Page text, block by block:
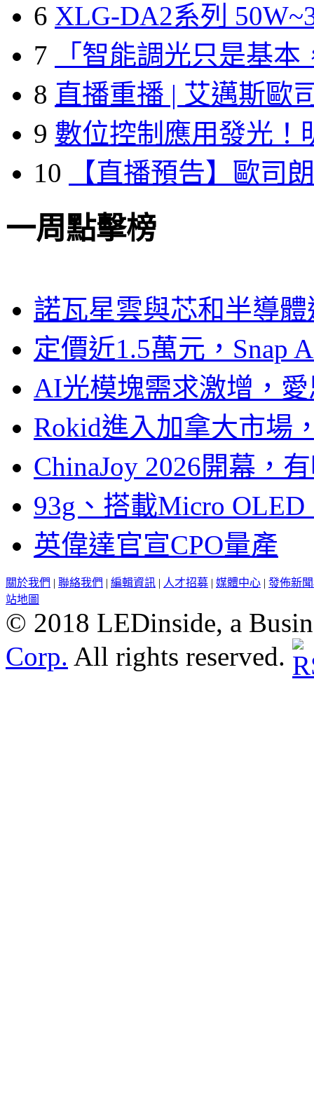
6 XLG-DA2系列
7
「智能調光只是基本
8 直播重播 | 艾邁斯歐
9 數位控制應用發光！
10
【直播預告】歐司
一周點擊榜
諾瓦星雲與芯和半導
定價近1.5萬元，Snap
AI光模塊需求激增，
Rokid進入加拿大市場
ChinaJoy 2026開幕，
93g、搭載Micro
英偉達官宣CPO量產
關於我們 | 聯絡我們 | 編輯資訊 | 人才招募 | 媒體中心 | 發佈新
站地圖
© 2018 LEDinside, a
Corp. All rights reserved.